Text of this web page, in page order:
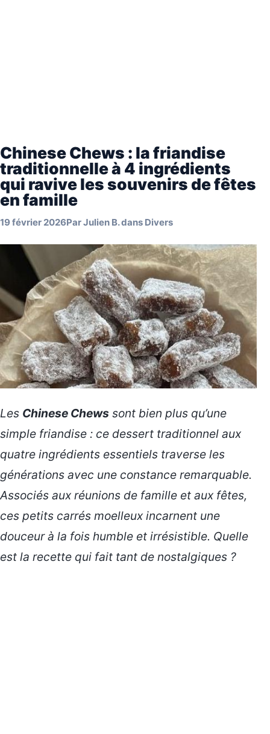
Chinese Chews : la friandise
traditionnelle à 4 ingrédients
qui ravive les souvenirs de fêtes
en famille
19 février 2026ParJulien B.dans Divers
Les Chinese Chews sont bien plus qu’une
simple friandise : ce dessert traditionnel aux
quatre ingrédients essentiels traverse les
générations avec une constance remarquable.
Associés aux réunions de famille et aux fêtes,
ces petits carrés moelleux incarnent une
douceur à la fois humble et irrésistible. Quelle
est la recette qui fait tant de nostalgiques ?